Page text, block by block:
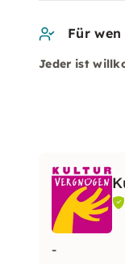
Für
Jeder ist
-